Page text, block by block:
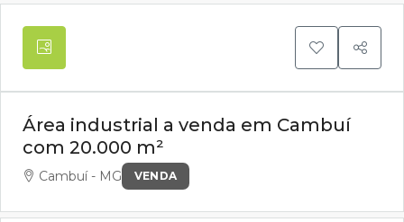
VENDA
Área industrial a venda em Cambuí
com 20.000 m²
Cambuí - MG